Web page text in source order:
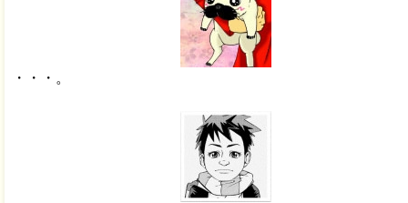
・・・。